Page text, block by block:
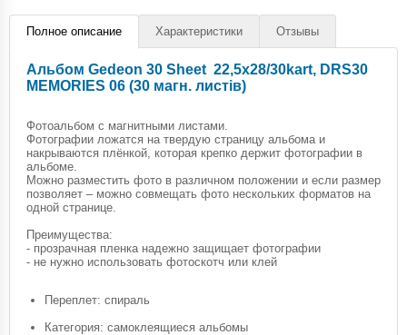
Полное описание Характеристики Отзывы
Альбом Gedeon 30 Sheet 22,5x28/30kart, DRS30
MEMORIES 06 (30 магн. листів)
Фотоальбом с магнитными листами.
Фотографии ложатся на твердую страницу альбома и
накрываются плёнкой, которая крепко держит фотографии в
альбоме.
Можно разместить фото в различном положении и если размер
позволяет – можно совмещать фото нескольких форматов на
одной странице.
Преимущества:
- прозрачная пленка надежно защищает фотографии
- не нужно использовать фотоскотч или клей
Переплет: спираль
Категория: самоклеящиеся альбомы